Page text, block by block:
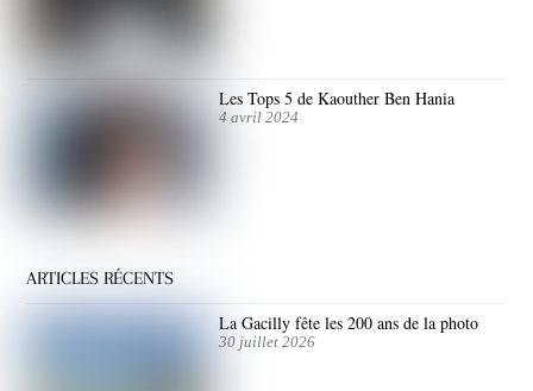
Les Tops 5 de Kaouther Ben Hania
4 avril 2024
ARTICLES RÉCENTS
La Gacilly fête les 200 ans de la photo
30 juillet 2026